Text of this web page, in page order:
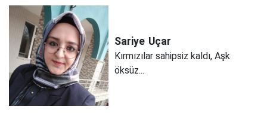
Sariye Uçar
Kırmızılar sahipsiz kaldı, Aşk
öksüz...